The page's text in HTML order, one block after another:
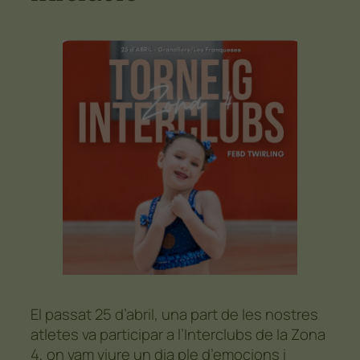
El passat 25 d’abril, una part de les nostres
atletes va participar a l’Interclubs de la Zona
4, on vam viure un dia ple d’emocions i